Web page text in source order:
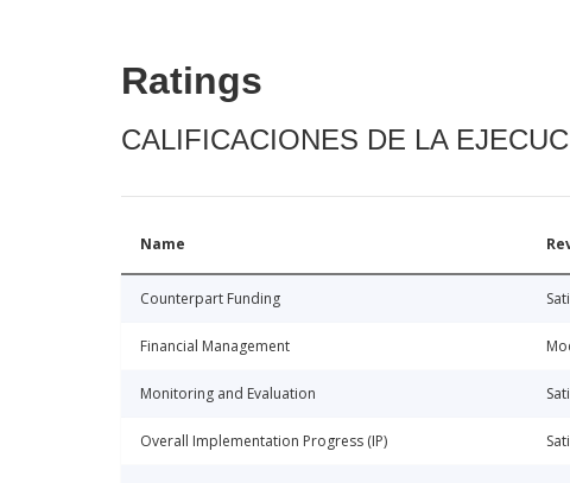
Ratings
CALIFICACIONES DE LA
Name
Counterpart Funding
Financial Management
Monitoring and Evaluation
Overall Implementation Progress (IP)